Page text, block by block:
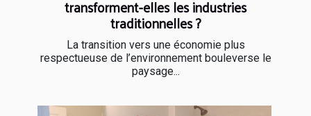
transforment-elles les industries
traditionnelles ?
La transition vers une économie plus
respectueuse de l’environnement bouleverse le
paysage...